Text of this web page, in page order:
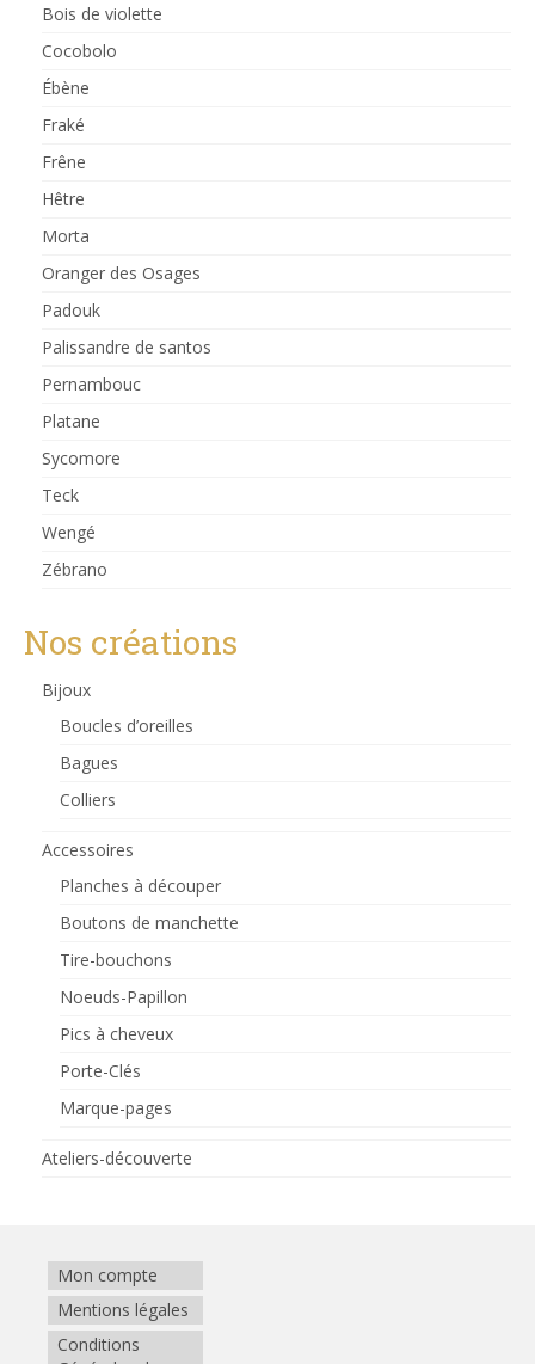
Bois de violette
Cocobolo
Ébène
Fraké
Frêne
Hêtre
Morta
Oranger des Osages
Padouk
Palissandre de santos
Pernambouc
Platane
Sycomore
Teck
Wengé
Zébrano
Nos créations
Bijoux
Boucles d’oreilles
Bagues
Colliers
Accessoires
Planches à découper
Boutons de manchette
Tire-bouchons
Noeuds-Papillon
Pics à cheveux
Porte-Clés
Marque-pages
Ateliers-découverte
Mon compte
Mentions légales
Conditions